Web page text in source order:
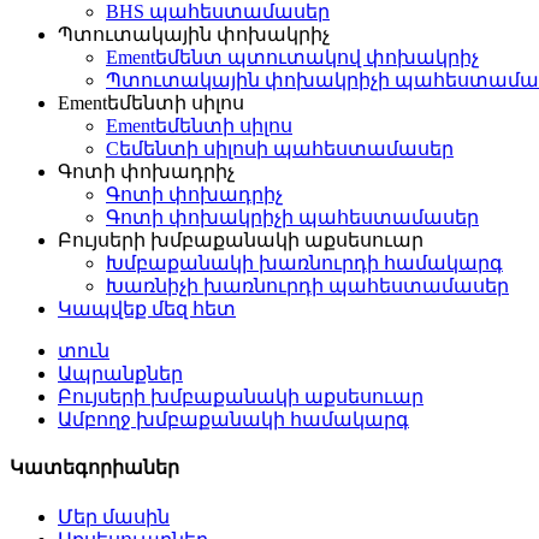
BHS պահեստամասեր
Պտուտակային փոխակրիչ
Ementեմենտ պտուտակով փոխակրիչ
Պտուտակային փոխակրիչի
Ementեմենտի սիլոս
Ementեմենտի սիլոս
Cեմենտի սիլոսի պահեստամասեր
Գոտի փոխադրիչ
Գոտի փոխադրիչ
Գոտի փոխակրիչի պահեստամասեր
Բույսերի խմբաքանակի աքսեսուար
Խմբաքանակի խառնուրդի համակարգ
Խառնիչի խառնուրդի պահեստամասեր
Կապվեք մեզ հետ
տուն
Ապրանքներ
Բույսերի խմբաքանակի աքսեսուար
Ամբողջ խմբաքանակի համակարգ
Կատեգորիաներ
Մեր մասին